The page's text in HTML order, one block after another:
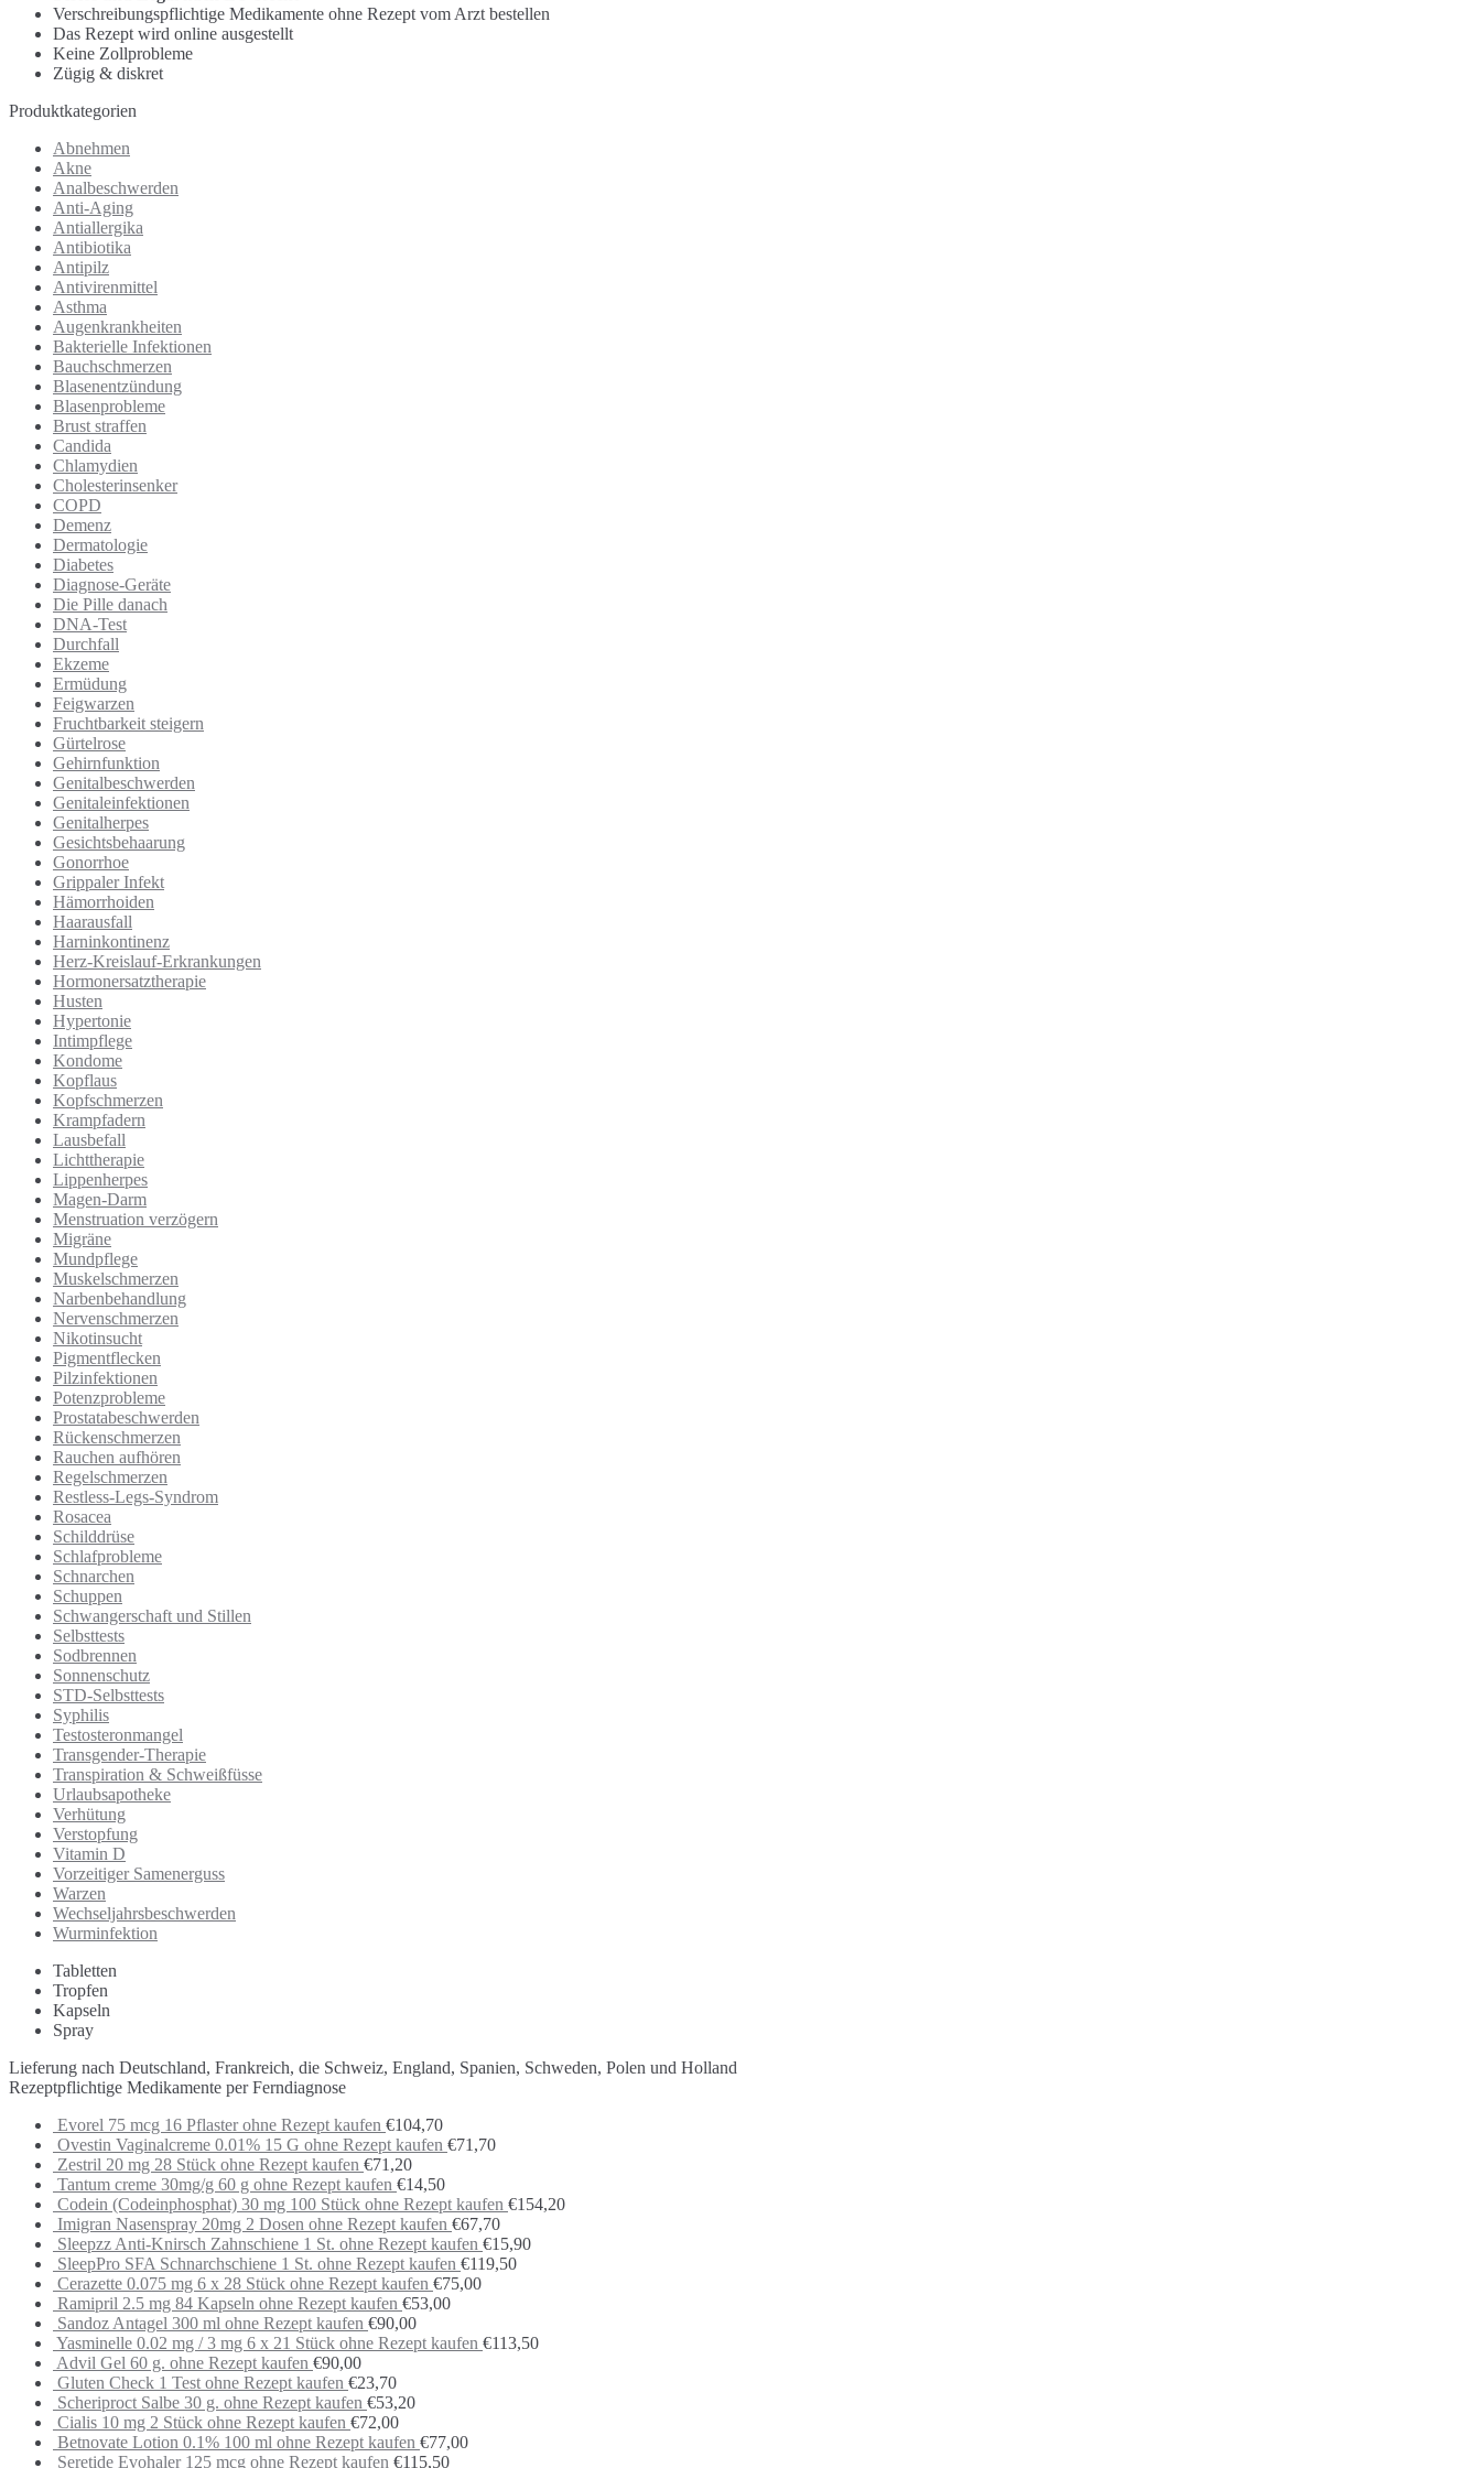
Verschreibungspflichtige Medikamente ohne Rezept vom Arzt bestellen
Das Rezept wird online ausgestellt
Keine Zollprobleme
Zügig & diskret
Produktkategorien
Abnehmen
Akne
Analbeschwerden
Anti-Aging
Antiallergika
Antibiotika
Antipilz
Antivirenmittel
Asthma
Augenkrankheiten
Bakterielle Infektionen
Bauchschmerzen
Blasenentzündung
Blasenprobleme
Brust straffen
Candida
Chlamydien
Cholesterinsenker
COPD
Demenz
Dermatologie
Diabetes
Diagnose-Geräte
Die Pille danach
DNA-Test
Durchfall
Ekzeme
Ermüdung
Feigwarzen
Fruchtbarkeit steigern
Gürtelrose
Gehirnfunktion
Genitalbeschwerden
Genitaleinfektionen
Genitalherpes
Gesichtsbehaarung
Gonorrhoe
Grippaler Infekt
Hämorrhoiden
Haarausfall
Harninkontinenz
Herz-Kreislauf-Erkrankungen
Hormonersatztherapie
Husten
Hypertonie
Intimpflege
Kondome
Kopflaus
Kopfschmerzen
Krampfadern
Lausbefall
Lichttherapie
Lippenherpes
Magen-Darm
Menstruation verzögern
Migräne
Mundpflege
Muskelschmerzen
Narbenbehandlung
Nervenschmerzen
Nikotinsucht
Pigmentflecken
Pilzinfektionen
Potenzprobleme
Prostatabeschwerden
Rückenschmerzen
Rauchen aufhören
Regelschmerzen
Restless-Legs-Syndrom
Rosacea
Schilddrüse
Schlafprobleme
Schnarchen
Schuppen
Schwangerschaft und Stillen
Selbsttests
Sodbrennen
Sonnenschutz
STD-Selbsttests
Syphilis
Testosteronmangel
Transgender-Therapie
Transpiration & Schweißfüsse
Urlaubsapotheke
Verhütung
Verstopfung
Vitamin D
Vorzeitiger Samenerguss
Warzen
Wechseljahrsbeschwerden
Wurminfektion
Tabletten
Tropfen
Kapseln
Spray
Lieferung nach Deutschland, Frankreich, die Schweiz, England, Spanien, Schweden, Polen und Holland
Rezeptpflichtige Medikamente per Ferndiagnose
Evorel 75 mcg 16 Pflaster ohne Rezept kaufen €104,70
Ovestin Vaginalcreme 0.01% 15 G ohne Rezept kaufen €71,70
Zestril 20 mg 28 Stück ohne Rezept kaufen €71,20
Tantum creme 30mg/g 60 g ohne Rezept kaufen €14,50
Codein (Codeinphosphat) 30 mg 100 Stück ohne Rezept kaufen €154,20
Imigran Nasenspray 20mg 2 Dosen ohne Rezept kaufen €67,70
Sleepzz Anti-Knirsch Zahnschiene 1 St. ohne Rezept kaufen €15,90
SleepPro SFA Schnarchschiene 1 St. ohne Rezept kaufen €119,50
Cerazette 0.075 mg 6 x 28 Stück ohne Rezept kaufen €75,00
Ramipril 2.5 mg 84 Kapseln ohne Rezept kaufen €53,00
Sandoz Antagel 300 ml ohne Rezept kaufen €90,00
Yasminelle 0.02 mg / 3 mg 6 x 21 Stück ohne Rezept kaufen €113,50
Advil Gel 60 g. ohne Rezept kaufen €90,00
Gluten Check 1 Test ohne Rezept kaufen €23,70
Scheriproct Salbe 30 g. ohne Rezept kaufen €53,20
Cialis 10 mg 2 Stück ohne Rezept kaufen €72,00
Betnovate Lotion 0.1% 100 ml ohne Rezept kaufen €77,00
Seretide Evohaler 125 mcg ohne Rezept kaufen €115,50